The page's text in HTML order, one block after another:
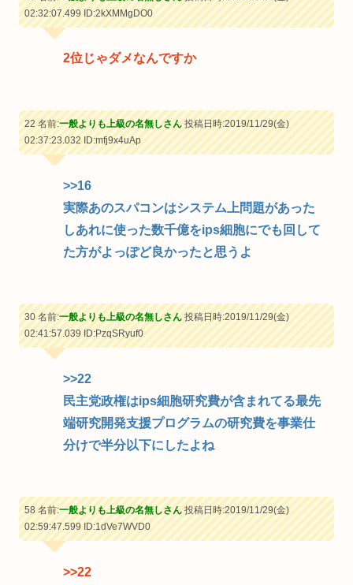
02:32:07.499ID:2kXMMgDO0
2位じゃダメなんですか
22 名前:一般よりも上級の名無しさん投稿日時:2019/11/29(金)
02:37:23.032ID:mfj9x4uAp
>>16
実際あのスパコンはシステム上問題があった
しあれに使った数千億をips細胞にでも回して
た方がよっぽど良かったと思うよ
30 名前:一般よりも上級の名無しさん投稿日時:2019/11/29(金)
02:41:57.039ID:PzqSRyuf0
>>22
民主党政権はips細胞研究費が含まれてる最先
端研究開発支援プログラムの研究費を事業仕
分けで半分以下にしたよね
58 名前:一般よりも上級の名無しさん投稿日時:2019/11/29(金)
02:59:47.599ID:1dVe7WVD0
>>22